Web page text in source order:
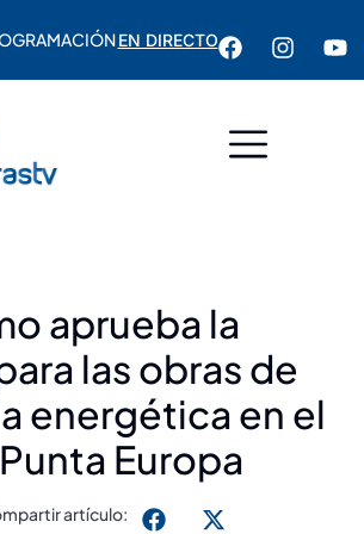
EN DIRECTO
aprueba la
las obras de
energética en el
Europa
artículo: